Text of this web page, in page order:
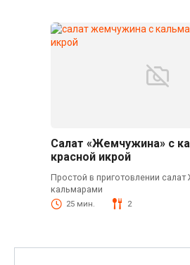
Салат «Жемчужина» с
красной икрой
Простой в приготовлении
кальмарами
25 мин. 2